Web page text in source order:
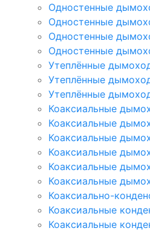
Одностенные
Одностенные
Одностенные
Одностенные
Утеплённые
Утеплённые
Утеплённые
Коаксиальные
Коаксиальные
Коаксиальные
Коаксиальные
Коаксиальные
Коаксиальные
Коаксиально-
Коаксиальные
Коаксиальные